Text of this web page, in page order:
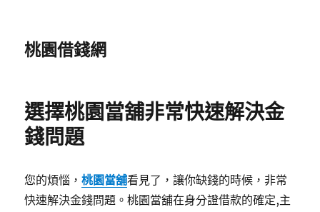
桃園借錢網
選擇桃園當舖非常快速解決金
錢問題
您的煩惱，桃園當舖看見了，讓你缺錢的時候，非常
快速解決金錢問題。桃園當舖在身分證借款的確定,主